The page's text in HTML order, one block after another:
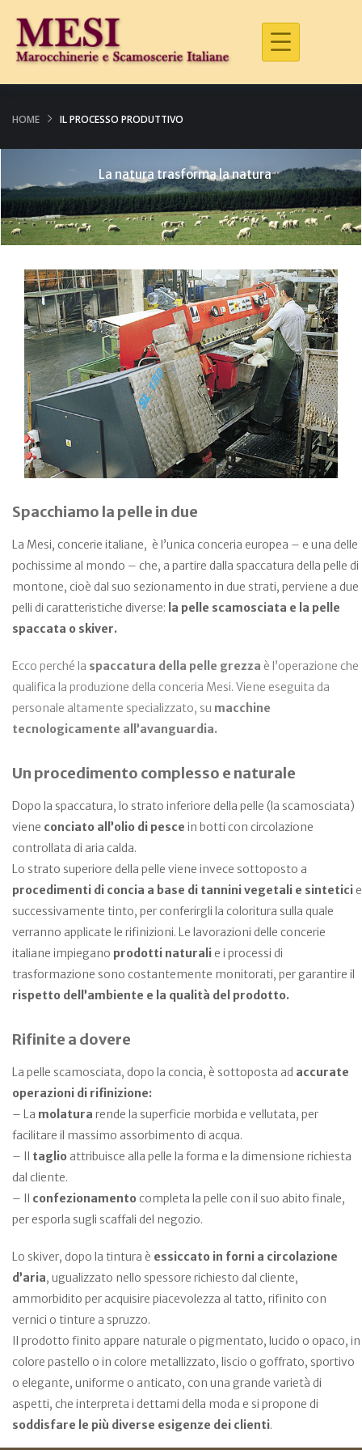
HOME IL PROCESSO PRODUTTIVO
La natura trasforma la natura
Spacchiamo la pelle in due
La Mesi, concerie italiane, è l’unica conceria europea – e una delle
pochissime al mondo – che, a partire dalla spaccatura della pelle di
montone, cioè dal suo sezionamento in due strati, perviene a due
pelli di caratteristiche diverse: la pelle scamosciata e la pelle
spaccata o skiver.
Ecco perché la spaccatura della pelle grezza è l’operazione che
qualifica la produzione della conceria Mesi. Viene eseguita da
personale altamente specializzato, su macchine
tecnologicamente all’avanguardia.
Un procedimento complesso e naturale
Dopo la spaccatura, lo strato inferiore della pelle (la scamosciata)
viene conciato all’olio di pesce in botti con circolazione
controllata di aria calda.
Lo strato superiore della pelle viene invece sottoposto a
procedimenti di concia a base di tannini vegetali e sintetici e
successivamente tinto, per conferirgli la coloritura sulla quale
verranno applicate le rifinizioni. Le lavorazioni delle concerie
italiane impiegano prodotti naturali e i processi di
trasformazione sono costantemente monitorati, per garantire il
rispetto dell’ambiente e la qualità del prodotto.
Rifinite a dovere
La pelle scamosciata, dopo la concia, è sottoposta ad accurate
operazioni di rifinizione:
– La molatura rende la superficie morbida e vellutata, per
facilitare il massimo assorbimento di acqua.
– Il
taglio attribuisce alla pelle la forma e la dimensione richiesta
dal cliente.
– Il confezionamento completa la pelle con il suo abito finale,
per esporla sugli scaffali del negozio.
Lo skiver, dopo la tintura è essiccato in forni a circolazione
d’aria, ugualizzato nello spessore richiesto dal cliente,
ammorbidito per acquisire piacevolezza al tatto, rifinito con
vernici o tinture a spruzzo.
Il prodotto finito appare naturale o pigmentato, lucido o opaco, in
colore pastello o in colore metallizzato, liscio o goffrato, sportivo
o elegante, uniforme o anticato, con una grande varietà di
aspetti, che interpreta i dettami della moda e si propone di
soddisfare le più diverse esigenze dei clienti.